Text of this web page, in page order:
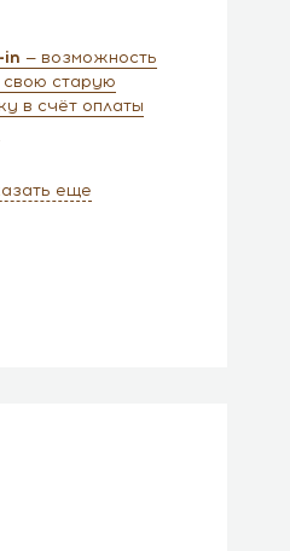
in — возможность
свою старую
в счёт оплаты
еще